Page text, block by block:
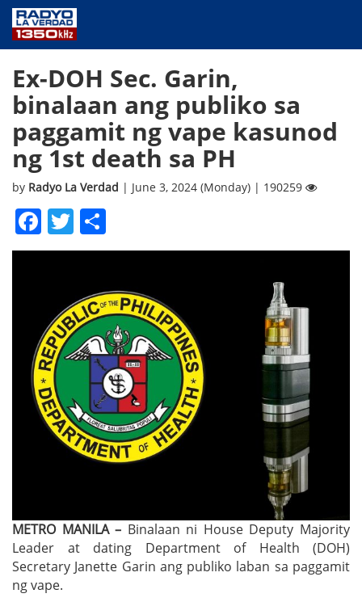
PUBLIC SERVICE
ANNOUNCEMENTS
PROGRAMS
ABOUT
CONTACT US
Ex-DOH Sec. Garin,
binalaan ang publiko sa
paggamit ng vape kasunod
ng 1st death sa PH
by Radyo La Verdad | June 3, 2024 (Monday) | 190259
Facebook
Twitter
METRO MANILA – Binalaan ni House Deputy Majority
Leader at dating Department of Health (DOH)
Secretary Janette Garin ang publiko laban sa paggamit
ng vape.